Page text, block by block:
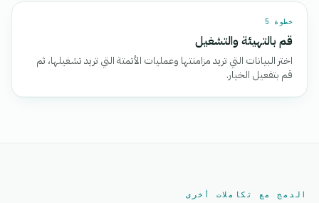
خطوة 5
قم بالتهيئة والتشغيل
اختر البيانات التي تريد مزامنتها وعمليات الأتمتة التي تريد تشغيلها، ثم
قم بتفعيل الخيار.
الدمج مع تكاملات أخرى